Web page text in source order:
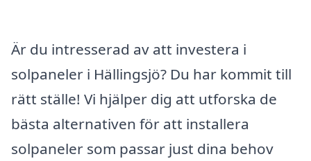
Är du intresserad av att investera i
solpaneler i Hällingsjö? Du har kommit till
rätt ställe! Vi hjälper dig att utforska de
bästa alternativen för att installera
solpaneler som passar just dina behov